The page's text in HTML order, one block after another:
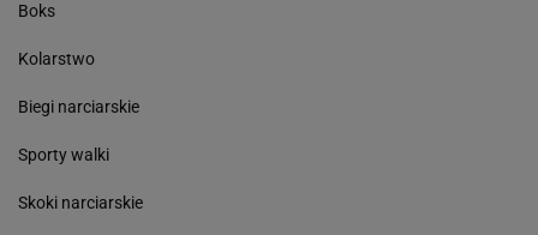
Boks
Kolarstwo
Biegi narciarskie
Sporty walki
Skoki narciarskie